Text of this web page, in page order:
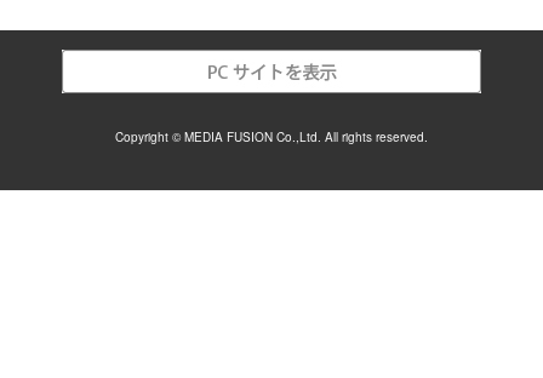
Copyright © MEDIA FUSION Co.,Ltd. All rights reserved.